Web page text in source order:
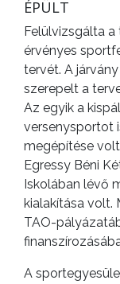
ÉPÜLT
Felülvizsgálta
érvényes
tervét. A
szerepelt a
Az egyik a
versenysportot
megépítése
Egressy Béni
Iskolában lévő
kialakítása volt.
TAO-
A